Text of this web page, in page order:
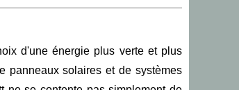
d'une énergie plus verte et plus
panneaux solaires et de systèmes